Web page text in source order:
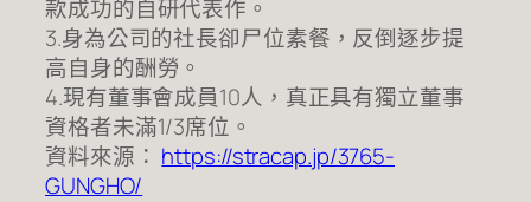
款成功的自研代表作。
3.身為公司的社長卻尸位素餐，反倒逐步提
高自身的酬勞。
4.現有董事會成員10人，真正具有獨立董事
資格者未滿1/3席位。
資料來源： https://stracap.jp/3765-
GUNGHO/